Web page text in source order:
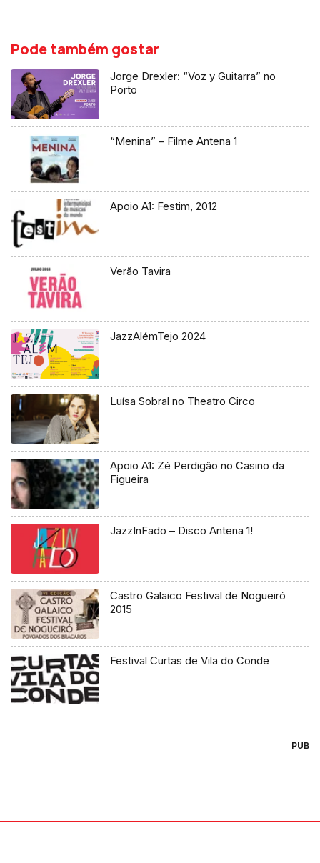
Pode também gostar
Jorge Drexler: “Voz y Guitarra” no
Porto
“Menina” – Filme Antena 1
Apoio A1: Festim, 2012
Verão Tavira
JazzAlémTejo 2024
Luísa Sobral no Theatro Circo
Apoio A1: Zé Perdigão no Casino da
Figueira
JazzInFado – Disco Antena 1!
Castro Galaico Festival de Nogueiró
2015
Festival Curtas de Vila do Conde
PUB